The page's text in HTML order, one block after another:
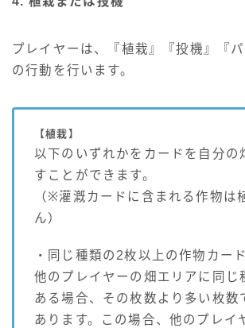
プレイヤーは、『植栽』『投機』『
の行動を行います。
【植栽】
以下のいずれかをカードを自分の
すことができます。
（※灌漑カードに含まれる作物は
ん）
・同じ種類の2枚以上の作物カード
他のプレイヤーの畑エリアに同じ
ある場合、その枚数より多い枚数
あります。この場合、他のプレイ